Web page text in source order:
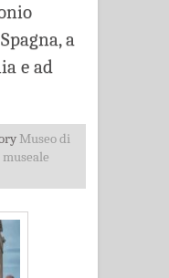
a
e ad
Museo di